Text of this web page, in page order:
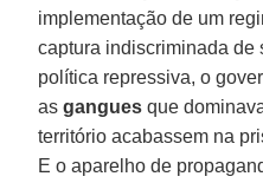
implementação de um
captura indiscriminada de
política repressiva, o
asgangues que
território acabassem na
E o aparelho de